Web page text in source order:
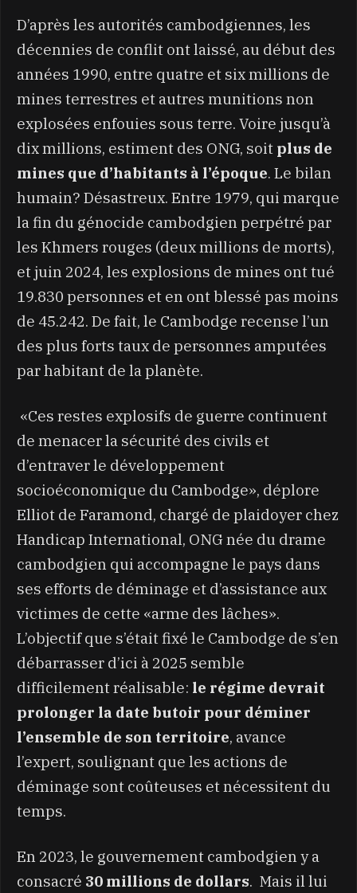
D’après les autorités cambodgiennes, les
décennies de conflit ont laissé, au début des
années 1990, entre quatre et six millions de
mines terrestres et autres munitions non
explosées enfouies sous terre. Voire jusqu’à
dix millions, estiment des ONG, soit plus de
mines que d’habitants à l’époque. Le bilan
humain? Désastreux. Entre 1979, qui marque
la fin du génocide cambodgien perpétré par
les Khmers rouges (deux millions de morts),
et juin 2024, les explosions de mines ont tué
19.830 personnes et en ont blessé pas moins
de 45.242. De fait, le Cambodge recense l’un
des plus forts taux de personnes amputées
par habitant de la planète.
«Ces restes explosifs de guerre continuent
de menacer la sécurité des civils et
d’entraver le développement
socioéconomique du Cambodge», déplore
Elliot de Faramond, chargé de plaidoyer chez
Handicap International, ONG née du drame
cambodgien qui accompagne le pays dans
ses efforts de déminage et d’assistance aux
victimes de cette «arme des lâches».
L’objectif que s’était fixé le Cambodge de s’en
débarrasser d’ici à 2025 semble
difficilement réalisable: le régime devrait
prolonger la date butoir pour déminer
l’ensemble de son territoire, avance
l’expert, soulignant que les actions de
déminage sont coûteuses et nécessitent du
temps.
En 2023, le gouvernement cambodgien y a
consacré 30 millions de dollars. Mais il lui